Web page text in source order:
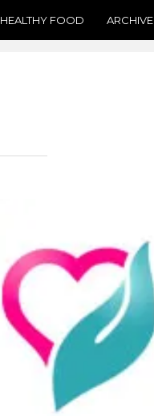
HEALTHY FOOD ARCHIVE